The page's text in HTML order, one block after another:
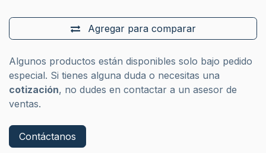
Agregar para comparar
Algunos productos están disponibles solo bajo pedido
especial. Si tienes alguna duda o necesitas una
cotización, no dudes en contactar a un asesor de
ventas.
Contáctanos